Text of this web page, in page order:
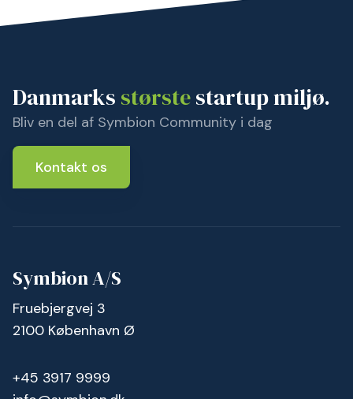
Danmarks størstestartup miljø.
Bliv en del af Symbion Community i dag
Kontakt os
Symbion A/S
Fruebjergvej 3
2100 København Ø
+45 3917 9999